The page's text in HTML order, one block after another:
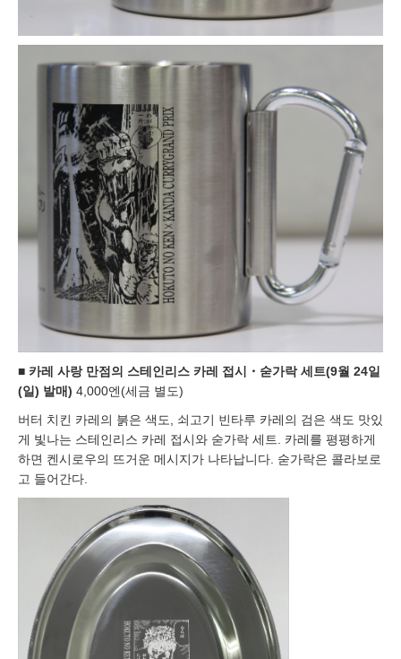
■ 카레 사랑 만점의 스테인리스 카레 접시・숟가락 세트(9월 24일
(일) 발매) 4,000엔(세금 별도)
버터 치킨 카레의 붉은 색도, 쇠고기 빈타루 카레의 검은 색도 맛있
게 빛나는 스테인리스 카레 접시와 숟가락 세트. 카레를 평평하게
하면 켄시로우의 뜨거운 메시지가 나타납니다. 숟가락은 콜라보로
고 들어간다.